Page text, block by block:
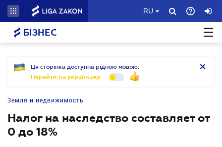
RU
БІЗНЕС
Ця сторінка доступна рідною мовою.
Перейти на українську
Земля и недвижимость
Налог на наследство составляет от
0 до 18%